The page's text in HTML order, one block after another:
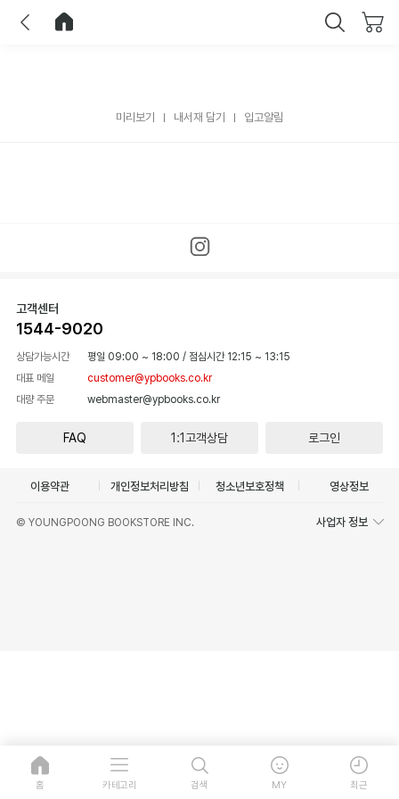
미리보기 내서재 담기 입고알림
고객센터
1544-9020
상담가능시간 평일 09:00 ~ 18:00 / 점심시간 12:15 ~ 13:15
대표 메일
customer@ypbooks.co.kr
대량 주문
webmaster@ypbooks.co.kr
FAQ 1:1고객상담 로그인
이용약관 개인정보처리방침 청소년보호정책 영상정보
© YOUNGPOONG BOOKSTORE INC. 사업자 정보
홈 카테고리 검색 MY 최근